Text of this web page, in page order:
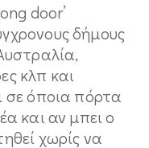
door’
δήμους
κλπ και
σε όποια πόρτα
και αν μπει ο
χωρίς να